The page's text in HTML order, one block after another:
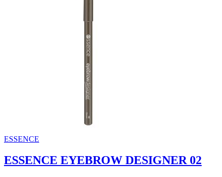
ESSENCE
ESSENCE EYEBROW DESIGNER 02